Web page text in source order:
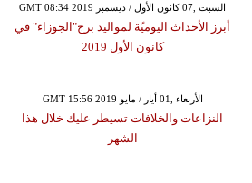
GMT 08:34 2019 السبت ,07 كانون الأول / ديسمبر
أبرز الأحداث اليوميّة لمواليد برج"الجوزاء" في
كانون الأول 2019
GMT 15:56 2019 الأربعاء ,01 أيار / مايو
النزاعات والخلافات تسيطر عليك خلال هذا
الشهر